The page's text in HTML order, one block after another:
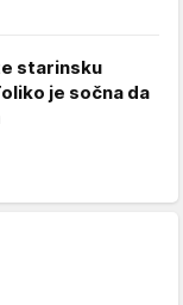
starinsku
je sočna da